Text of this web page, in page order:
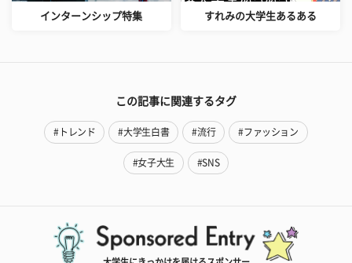
インターンシップ特集 すれみの大学生あるある
この記事に関連するタグ
#トレンド #大学生白書 #流行 #ファッション
#女子大生 #SNS